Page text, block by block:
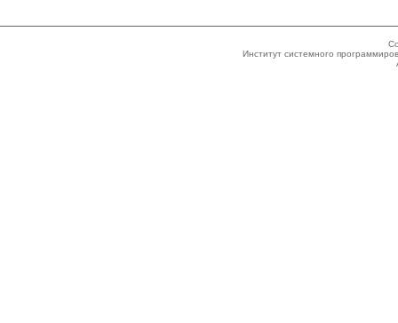
Институт системного